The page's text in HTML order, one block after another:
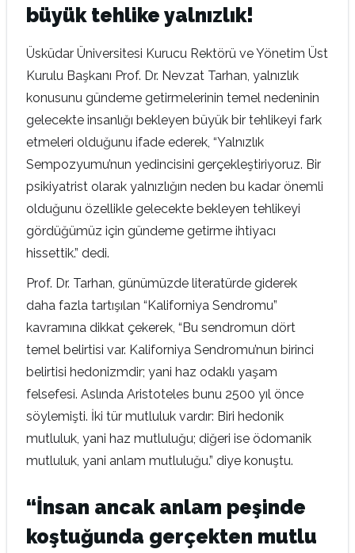
büyük tehlike yalnızlık!
Üsküdar Üniversitesi Kurucu Rektörü ve Yönetim Üst
Kurulu Başkanı Prof. Dr. Nevzat Tarhan, yalnızlık
konusunu gündeme getirmelerinin temel nedeninin
gelecekte insanlığı bekleyen büyük bir tehlikeyi fark
etmeleri olduğunu ifade ederek, “Yalnızlık
Sempozyumu’nun yedincisini gerçekleştiriyoruz. Bir
psikiyatrist olarak yalnızlığın neden bu kadar önemli
olduğunu özellikle gelecekte bekleyen tehlikeyi
gördüğümüz için gündeme getirme ihtiyacı
hissettik.” dedi.
Prof. Dr. Tarhan, günümüzde literatürde giderek
daha fazla tartışılan “Kaliforniya Sendromu”
kavramına dikkat çekerek, “Bu sendromun dört
temel belirtisi var. Kaliforniya Sendromu’nun birinci
belirtisi hedonizmdir; yani haz odaklı yaşam
felsefesi. Aslında Aristoteles bunu 2500 yıl önce
söylemişti. İki tür mutluluk vardır: Biri hedonik
mutluluk, yani haz mutluluğu; diğeri ise ödomanik
mutluluk, yani anlam mutluluğu.” diye konuştu.
“İnsan ancak anlam peşinde
koştuğunda gerçekten mutlu